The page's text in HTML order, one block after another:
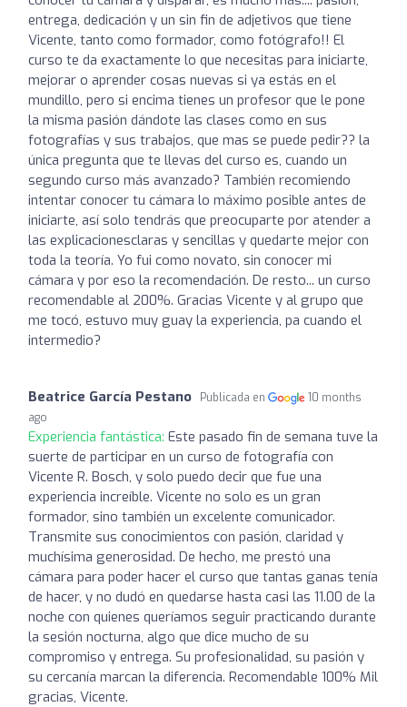
entrega, dedicación y un sin fin de adjetivos que tiene
Vicente, tanto como formador, como fotógrafo!! El
curso te da exactamente lo que necesitas para iniciarte,
mejorar o aprender cosas nuevas si ya estás en el
mundillo, pero si encima tienes un profesor que le pone
la misma pasión dándote las clases como en sus
fotografías y sus trabajos, que mas se puede pedir?? la
única pregunta que te llevas del curso es, cuando un
segundo curso más avanzado? También recomiendo
intentar conocer tu cámara lo máximo posible antes de
iniciarte, así solo tendrás que preocuparte por atender a
las explicacionesclaras y sencillas y quedarte mejor con
toda la teoría. Yo fui como novato, sin conocer mi
cámara y por eso la recomendación. De resto... un curso
recomendable al 200%. Gracias Vicente y al grupo que
me tocó, estuvo muy guay la experiencia, pa cuando el
intermedio?
Beatrice García Pestano Publicada en
10 months
ago
Experiencia fantástica: Este pasado fin de semana tuve la
suerte de participar en un curso de fotografía con
Vicente R. Bosch, y solo puedo decir que fue una
experiencia increíble. Vicente no solo es un gran
formador, sino también un excelente comunicador.
Transmite sus conocimientos con pasión, claridad y
muchísima generosidad. De hecho, me prestó una
cámara para poder hacer el curso que tantas ganas tenía
de hacer, y no dudó en quedarse hasta casi las 11.00 de la
noche con quienes queríamos seguir practicando durante
la sesión nocturna, algo que dice mucho de su
compromiso y entrega. Su profesionalidad, su pasión y
su cercanía marcan la diferencia. Recomendable 100% Mil
gracias, Vicente.